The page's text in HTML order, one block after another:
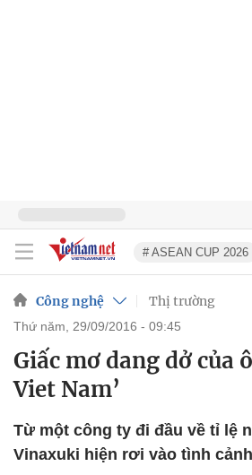
# ASEAN CUP 2026
Công nghệ Thị trường
thứ năm, 29/09/2016 - 09:45
Giấc mơ dang dở của
Viet Nam’
Từ một công ty đi đầu về tỉ lệ
Vinaxuki hiện rơi vào tình